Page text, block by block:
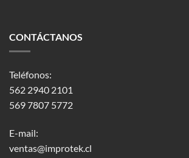
CONTÁCTANOS
Teléfonos:
562 2940 2101
569 7807 5772
E-mail:
ventas@improtek.cl